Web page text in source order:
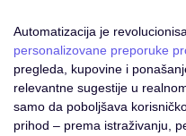
Automatizacija je
personalizovane preporuke
pregleda, kupovine i
relevantne sugestije u
samo da poboljšava
prihod – prema istraživanju,